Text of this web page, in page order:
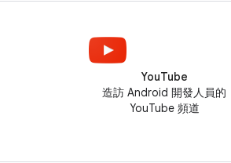
YouTube
造訪 Android 開發人員的
YouTube 頻道